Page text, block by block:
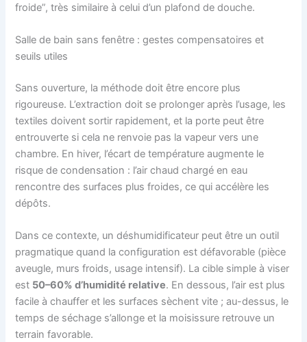
froide”, très similaire à celui d’un plafond de douche.
Salle de bain sans fenêtre : gestes compensatoires et
seuils utiles
Sans ouverture, la méthode doit être encore plus
rigoureuse. L’extraction doit se prolonger après l’usage, les
textiles doivent sortir rapidement, et la porte peut être
entrouverte si cela ne renvoie pas la vapeur vers une
chambre. En hiver, l’écart de température augmente le
risque de condensation : l’air chaud chargé en eau
rencontre des surfaces plus froides, ce qui accélère les
dépôts.
Dans ce contexte, un déshumidificateur peut être un outil
pragmatique quand la configuration est défavorable (pièce
aveugle, murs froids, usage intensif). La cible simple à viser
est 50–60% d’humidité relative. En dessous, l’air est plus
facile à chauffer et les surfaces sèchent vite ; au-dessus, le
temps de séchage s’allonge et la moisissure retrouve un
terrain favorable.